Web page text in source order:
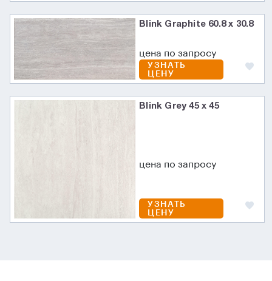
Blink Graphite 60.8 x 30.8
цена по запросу
УЗНАТЬ
ЦЕНУ
Blink Grey 45 x 45
цена по запросу
УЗНАТЬ
ЦЕНУ